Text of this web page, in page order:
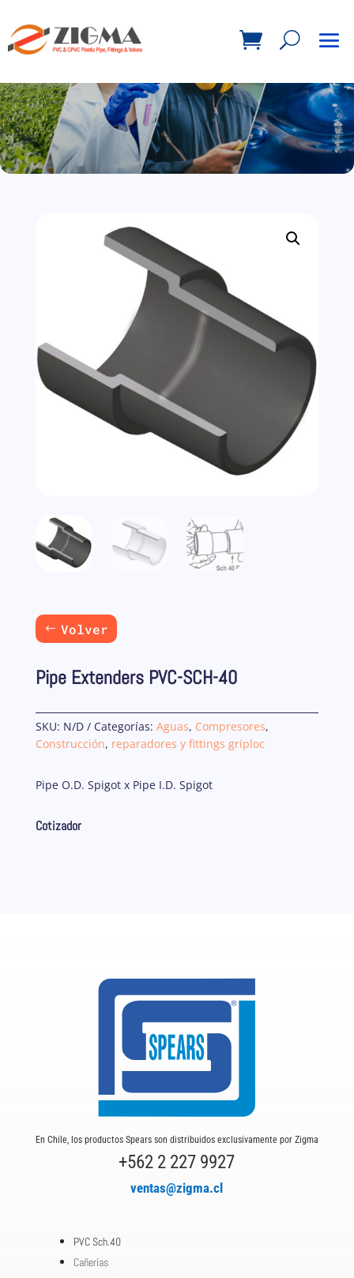
Volver
Pipe Extenders PVC-SCH-40
SKU: N/D Categorías: Aguas, Compresores,
Construcción, reparadores y fittings griploc
Pipe O.D. Spigot x Pipe I.D. Spigot
Cotizador
En Chile, los productos Spears son distribuidos exclusivamente por Zigma
+562 2 227 9927
ventas@zigma.cl
PVC Sch.40
Cañerías